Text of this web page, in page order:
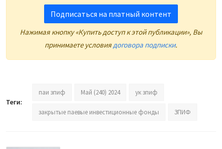
Подписаться на платный контент
Нажимая кнопку «Купить доступ к этой публикации», Вы
принимаете условия договора подписки.
Теги:
паи зпиф Май (240) 2024 ук зпиф
закрытые паевые инвестиционные фонды ЗПИФ